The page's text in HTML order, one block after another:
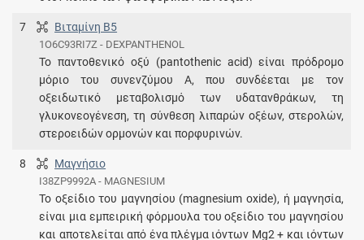
7 Βιταμίνη Β5
1O6C93RI7Z - DEXPANTHENOL
Το παντοθενικό οξύ (pantothenic acid) είναι πρόδρομο
μόριο του συνενζύμου Α, που συνδέεται με τον
οξειδωτικό μεταβολισμό των υδατανθράκων, τη
γλυκονεογένεση, τη σύνθεση λιπαρών οξέων, στερολών,
στεροειδών ορμονών και πορφυρινών.
8 Μαγνήσιο
I38ZP9992A - MAGNESIUM
Το οξείδιο του μαγνησίου (magnesium oxide), ή μαγνησία,
είναι μια εμπειρική φόρμουλα του οξείδιο του μαγνησίου
και αποτελείται από ένα πλέγμα ιόντων Mg2 + και ιόντων